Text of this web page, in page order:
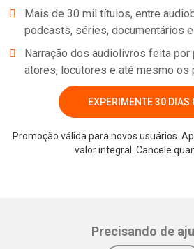
Mais de 30 mil títulos, entre
podcasts, séries, documentários e
Narração dos audiolivros feita
atores, locutores e até mesmo os
EXPERIMENTE 30 DIAS
Promoção válida para novos usuários.
valor integral. Cancele
Precisando de